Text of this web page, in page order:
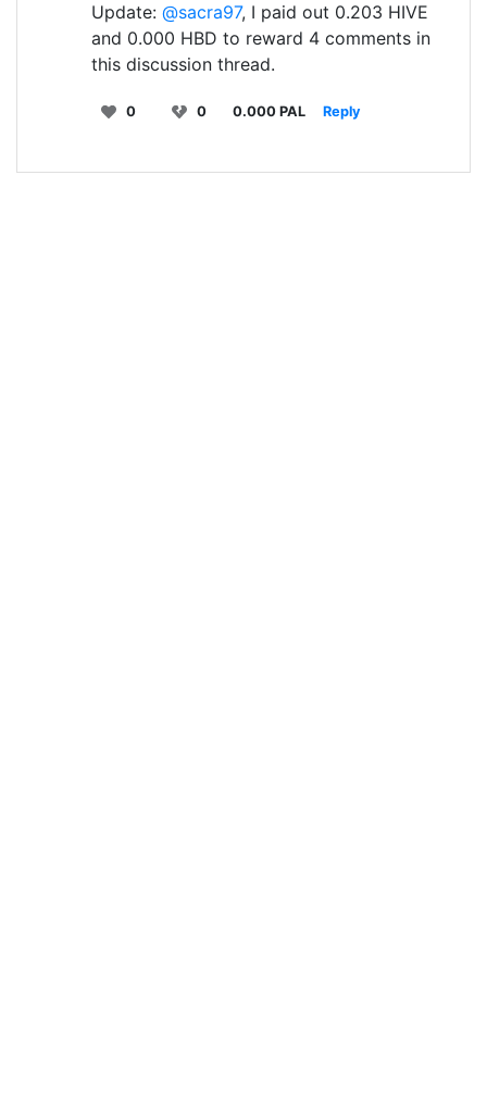
Update: @sacra97, I paid out 0.203 HIVE
and 0.000 HBD to reward 4 comments in
this discussion thread.
0 0 0.000 PAL Reply